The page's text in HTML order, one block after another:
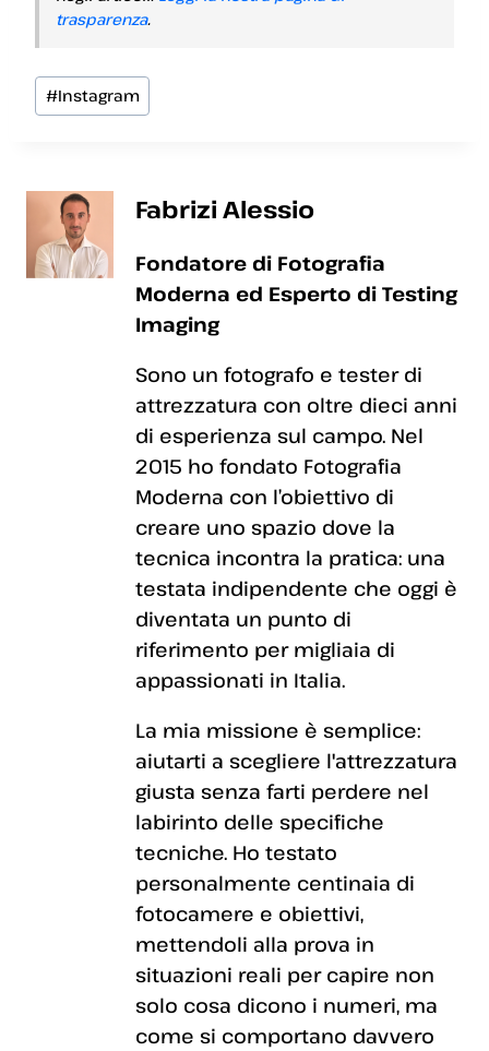
trasparenza.
Tag
articolo:
#Instagram
Fabrizi Alessio
Fondatore di Fotografia
Moderna ed Esperto di Testing
Imaging
Sono un fotografo e tester di
attrezzatura con oltre dieci anni
di esperienza sul campo. Nel
2015 ho fondato Fotografia
Moderna con l’obiettivo di
creare uno spazio dove la
tecnica incontra la pratica: una
testata indipendente che oggi è
diventata un punto di
riferimento per migliaia di
appassionati in Italia.
La mia missione è semplice:
aiutarti a scegliere l'attrezzatura
giusta senza farti perdere nel
labirinto delle specifiche
tecniche. Ho testato
personalmente centinaia di
fotocamere e obiettivi,
mettendoli alla prova in
situazioni reali per capire non
solo cosa dicono i numeri, ma
come si comportano davvero